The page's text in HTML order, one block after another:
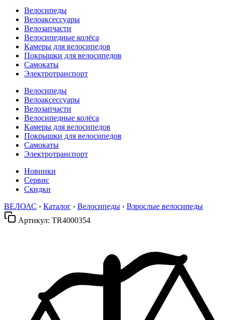
Велосипеды
Велоаксессуары
Велозапчасти
Велосипедные колёса
Камеры для велосипедов
Покрышки для велосипедов
Самокаты
Электротранспорт
Велосипеды
Велоаксессуары
Велозапчасти
Велосипедные колёса
Камеры для велосипедов
Покрышки для велосипедов
Самокаты
Электротранспорт
Новинки
Сервис
Скидки
ВЕЛОАС › Каталог › Велосипеды › Взрослые велосипеды
Артикул: TR4000354